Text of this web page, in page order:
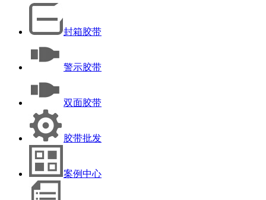
封箱胶带
警示胶带
双面胶带
胶带批发
案例中心